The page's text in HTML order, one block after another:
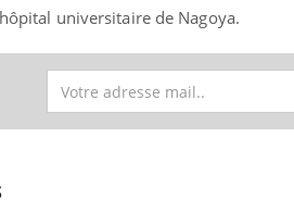
universitaire de Nagoya.